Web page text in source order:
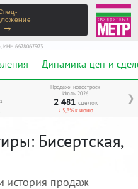
→
6678067973
Динамика цен и
❯
Продажи новостроек
Июль 2026
2 481 сделок
↓ 5,3% к июню
Бисертская,
история продаж